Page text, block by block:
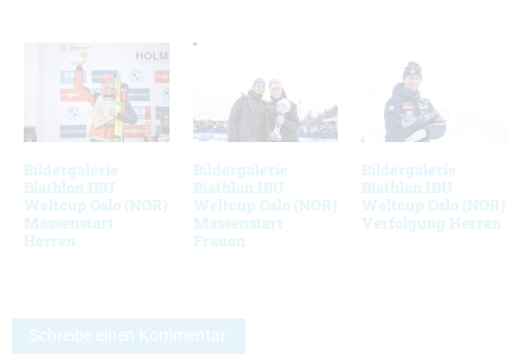
Bildergalerie
Biathlon IBU
Weltcup Oslo (NOR)
Massenstart
Herren
Bildergalerie
Biathlon IBU
Weltcup Oslo (NOR)
Massenstart
Frauen
Bildergalerie
Biathlon IBU
Weltcup Oslo (NOR)
Verfolgung Herren
Schreibe einen Kommentar